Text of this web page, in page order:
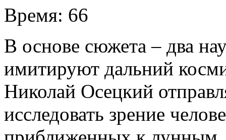
Время: 66
В основе сюжета – два
имитируют дальний
Николай Осецкий
исследовать зрение